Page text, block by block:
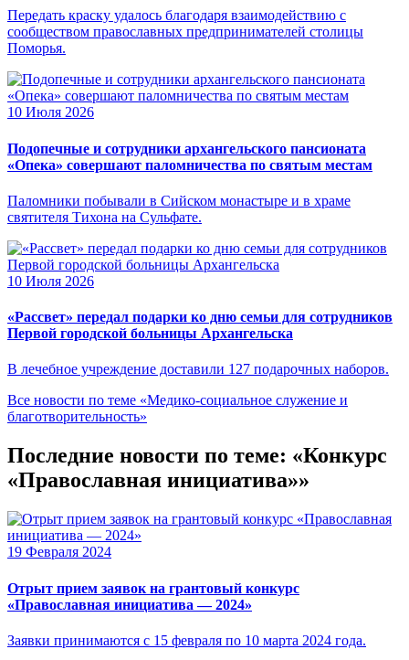
Передать краску удалось благодаря взаимодействию с
сообществом православных предпринимателей столицы
Поморья.
10 Июля 2026
Подопечные и сотрудники архангельского пансионата
«Опека» совершают паломничества по святым местам
Паломники побывали в Сийском монастыре и в храме
святителя Тихона на Сульфате.
10 Июля 2026
«Рассвет» передал подарки ко дню семьи для сотрудников
Первой городской больницы Архангельска
В лечебное учреждение доставили 127 подарочных наборов.
Все новости по теме «Медико-социальное служение и
благотворительность»
Последние новости по теме: «Конкурс
«Православная инициатива»»
19 Февраля 2024
Отрыт прием заявок на грантовый конкурс
«Православная инициатива — 2024»
Заявки принимаются с 15 февраля по 10 марта 2024 года.